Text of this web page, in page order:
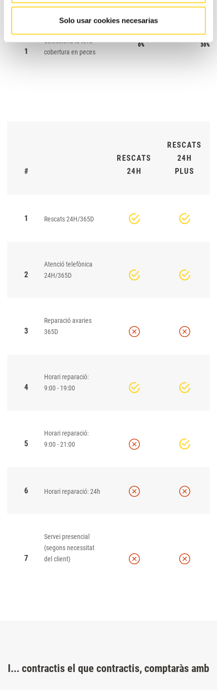
Solo usar cookies necesarias
1
Selecciona la teva
cobertura en peces
0% 30%
#
RESCATS
24H
RESCATS
24H
PLUS
1 Rescats 24H/365D
2
Atenció telefònica
24H/365D
3
Reparació avaries
365D
4
Horari reparació:
9:00 - 19:00
5
Horari reparació:
9:00 - 21:00
6 Horari reparació: 24h
7
Servei presencial
(segons necessitat
del client)
I... contractis el que contractis, comptaràs amb